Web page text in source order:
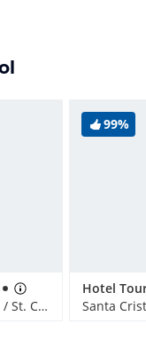
Santa Cristina Valgardena / St. Christina in Gröden, Italien
99%